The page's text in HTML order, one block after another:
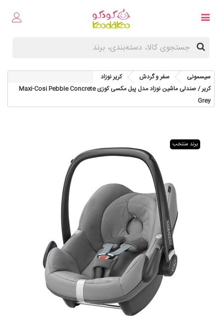
سیسمونی سفر و گردش
کریر نوزاد
کریر / صندلی ماشین نوزاد مدل پبل مکسی کوزی Maxi-Cosi Pebble Concrete
Grey
برند منتخب